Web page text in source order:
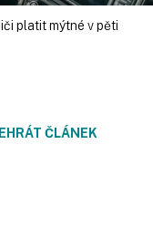
platit mýtné v pěti
ČLÁNEK